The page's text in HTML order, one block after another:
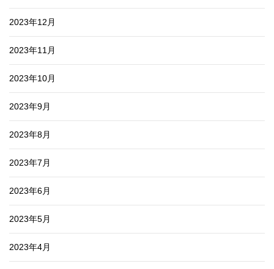
2023年12月
2023年11月
2023年10月
2023年9月
2023年8月
2023年7月
2023年6月
2023年5月
2023年4月